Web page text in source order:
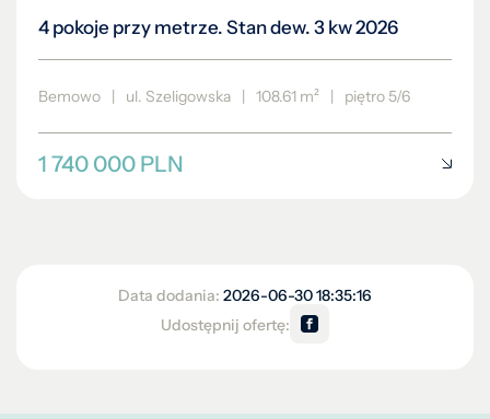
Udostępnij ofertę:
ul. Balicka 75/4